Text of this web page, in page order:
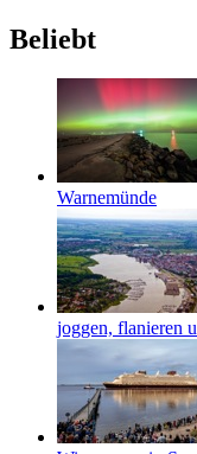
Beliebt
Warnemünde
joggen, flanieren